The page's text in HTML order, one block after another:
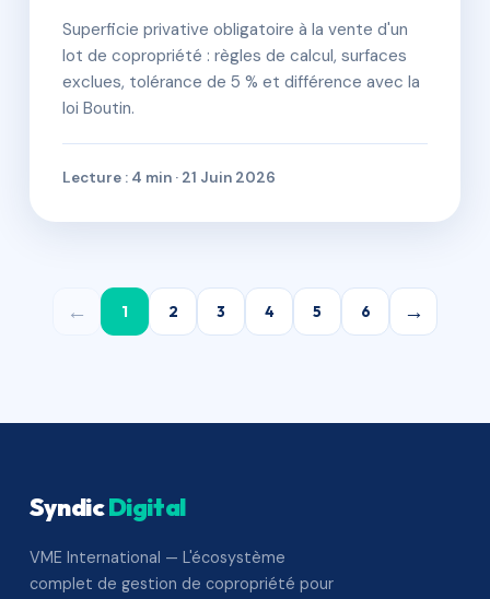
Superficie privative obligatoire à la vente d'un
lot de copropriété : règles de calcul, surfaces
exclues, tolérance de 5 % et différence avec la
loi Boutin.
Lecture : 4 min · 21 Juin 2026
← 1 2 3 4 5 6 →
SyndicDigital
VME International — L'écosystème
complet de gestion de copropriété pour